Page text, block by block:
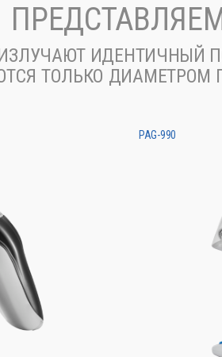
ИДЕНТИЧНЫЙ
ТОЛЬКО
PAG-990